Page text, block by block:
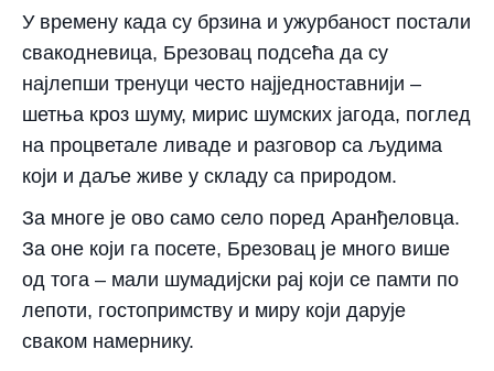
У времену када су брзина и ужурбаност постали
свакодневица, Брезовац подсећа да су
најлепши тренуци често најједноставнији –
шетња кроз шуму, мирис шумских јагода, поглед
на процветале ливаде и разговор са људима
који и даље живе у складу са природом.
За многе је ово само село поред Аранђеловца.
За оне који га посете, Брезовац је много више
од тога – мали шумадијски рај који се памти по
лепоти, гостопримству и миру који дарује
сваком намернику.